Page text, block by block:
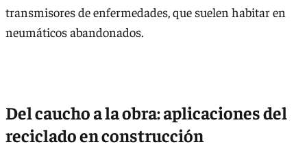
transmisores de enfermedades, que suelen habitar en
neumáticos abandonados.
Del caucho a la obra: aplicaciones del
reciclado en construcción